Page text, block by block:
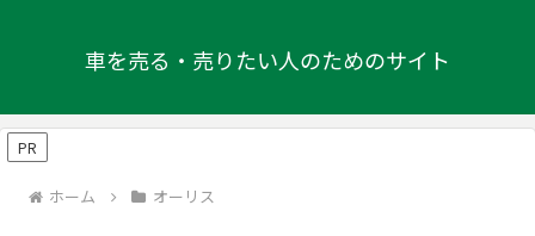
車を売る・売りたい人のためのサイト
PR
ホーム オーリス